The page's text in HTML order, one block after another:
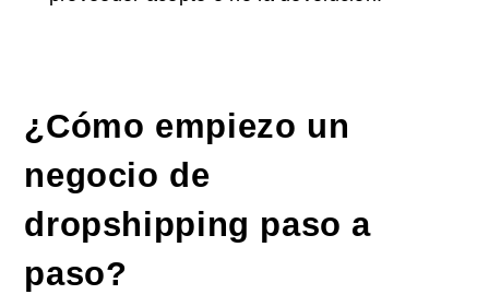
¿Cómo empiezo un
negocio de
dropshipping paso a
paso?